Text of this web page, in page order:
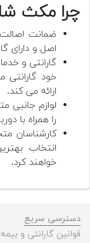
چرا مکث
ضمانت اصالت
اصل و دارای
گارانتی و
خود
ارائه می کند.
لوازم جانبی
را همراه با
کارشناسان
انتخاب
خواهند کرد.
دسترسی سریع
قوانین گارانتی و بیمه